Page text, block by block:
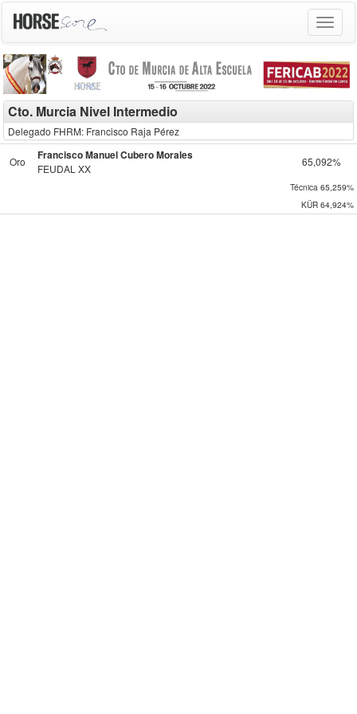
Toggle
Cto. Murcia Nivel Intermedio
Delegado FHRM: Francisco Raja Pérez
Oro Francisco Manuel Cubero Morales
FEUDAL XX
65,092%
Técnica 65,259%
KÜR 64,924%